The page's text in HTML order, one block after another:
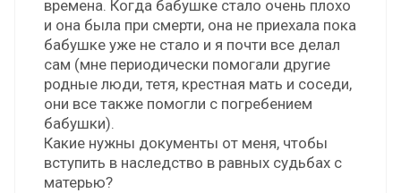
времена. Когда бабушке стало очень плохо
и она была при смерти, она не приехала пока
бабушке уже не стало и я почти все делал
сам (мне периодически помогали другие
родные люди, тетя, крестная мать и соседи,
они все также помогли с погребением
бабушки).
Какие нужны документы от меня, чтобы
вступить в наследство в равных судьбах с
матерью?